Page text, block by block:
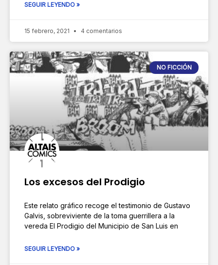
SEGUIR LEYENDO »
15 febrero, 2021 4 comentarios
NO FICCIÓN
Los excesos del Prodigio
Este relato gráfico recoge el testimonio de Gustavo
Galvis, sobreviviente de la toma guerrillera a la
vereda El Prodigio del Municipio de San Luis en
SEGUIR LEYENDO »